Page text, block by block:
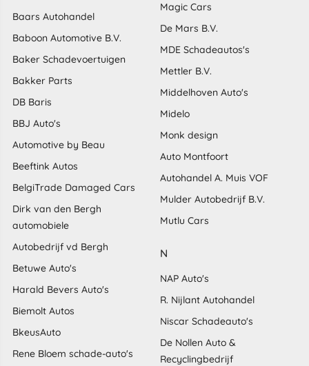
Baars Autohandel
Baboon Automotive B.V.
Baker Schadevoertuigen
Bakker Parts
DB Baris
BBJ Auto's
Automotive by Beau
Beeftink Autos
BelgiTrade Damaged Cars
Dirk van den Bergh
automobiele
Autobedrijf vd Bergh
Betuwe Auto's
Harald Bevers Auto's
Biemolt Autos
BkeusAuto
Rene Bloem schade-auto's
Magic Cars
De Mars B.V.
MDE Schadeautos's
Mettler B.V.
Middelhoven Auto's
Midelo
Monk design
Auto Montfoort
Autohandel A. Muis VOF
Mulder Autobedrijf B.V.
Mutlu Cars
N
NAP Auto's
R. Nijlant Autohandel
Niscar Schadeauto's
De Nollen Auto &
Recyclingbedrijf